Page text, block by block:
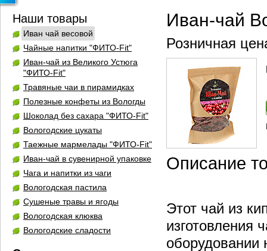
Наши товары
Иван чай весовой
Чайные напитки "ФИТО-Fit"
Иван-чай из Великого Устюга
"ФИТО-Fit"
Травяные чаи в пирамидках
Полезные конфеты из Вологды
Шоколад без сахара "ФИТО-Fit"
Вологодские цукаты
Таежные мармелады "ФИТО-Fit"
Иван-чай в сувенирной упаковке
Чага и напитки из чаги
Вологодская пастила
Сушеные травы и ягоды
Вологодская клюква
Вологодские сладости
Иван-чай
Розничная
Описание
Этот чай из
изготовления
оборудовании